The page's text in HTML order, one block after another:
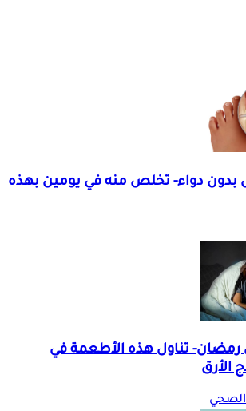
بدون دواء- تخلص منه في يومين بهذه
رمضان- تناول هذه الأطعمة في
الأرق